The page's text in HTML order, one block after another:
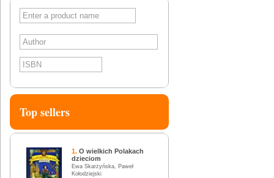
Top sellers
1. O wielkich Polakach
dzieciom
Ewa Skarżyńska, Paweł
Kołodziejski